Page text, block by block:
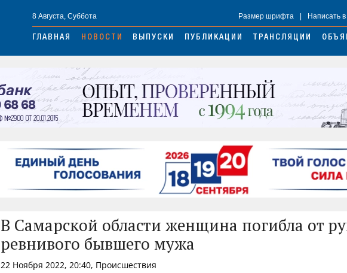
8 Августа, Суббота Размер шрифта Написать
ГЛАВНАЯ НОВОСТИ ВЫПУСКИ ПУБЛИКАЦИИ ТРАНСЛЯЦИИ
В Самарской области женщина погибла от
ревнивого бывшего мужа
22 Ноября 2022, 20:40, Происшествия